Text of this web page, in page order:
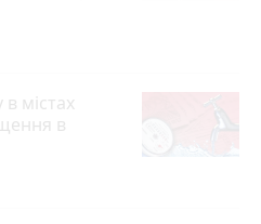
містах
в